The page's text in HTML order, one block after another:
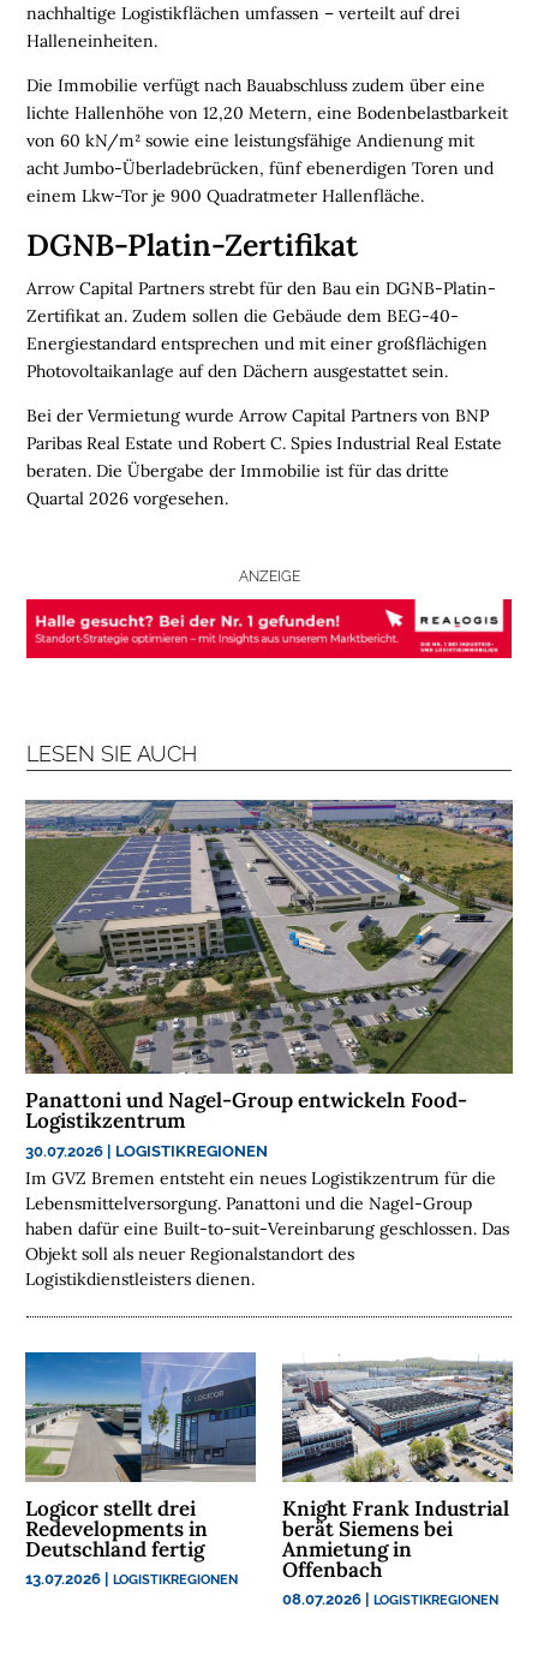
N
L
O
G
S
T
R
G
I
O
N
R
A
H
E
N
F
O
N
D
S
M
E
N
S
C
H
E
N
N
A
H
H
A
L
T
G
K
E
I
nachhaltige Logistikflächen umfassen – verteilt auf drei
Halleneinheiten.
Die Immobilie verfügt nach Bauabschluss zudem über eine
lichte Hallenhöhe von 12,20 Metern, eine Bodenbelastbarkeit
von 60 kN/m² sowie eine leistungsfähige Andienung mit
acht Jumbo-Überladebrücken, fünf ebenerdigen Toren und
einem Lkw-Tor je 900 Quadratmeter Hallenfläche.
DGNB-Platin-Zertifikat
Arrow Capital Partners strebt für den Bau ein DGNB-Platin-
Zertifikat an. Zudem sollen die Gebäude dem BEG-40-
Energiestandard entsprechen und mit einer großflächigen
Photovoltaikanlage auf den Dächern ausgestattet sein.
Bei der Vermietung wurde Arrow Capital Partners von BNP
Paribas Real Estate und Robert C. Spies Industrial Real Estate
beraten. Die Übergabe der Immobilie ist für das dritte
Quartal 2026 vorgesehen.
ANZEIGE
LESEN SIE AUCH
Panattoni und Nagel-Group entwickeln Food-
Logistikzentrum
30.07.2026 LOGISTIKREGIONEN
Im GVZ Bremen entsteht ein neues Logistikzentrum für die
Lebensmittelversorgung. Panattoni und die Nagel-Group
haben dafür eine Built-to-suit-Vereinbarung geschlossen. Das
Objekt soll als neuer Regionalstandort des
Logistikdienstleisters dienen.
Logicor stellt drei
Redevelopments in
Deutschland fertig
13.07.2026 |LOGISTIKREGIONEN
Knight Frank Industrial
berät Siemens bei
Anmietung in
Offenbach
08.07.2026 |LOGISTIKREGIONEN